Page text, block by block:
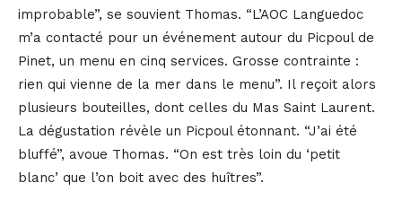
improbable”, se souvient Thomas. “L’AOC Languedoc
m’a contacté pour un événement autour du Picpoul de
Pinet, un menu en cinq services. Grosse contrainte :
rien qui vienne de la mer dans le menu”. Il reçoit alors
plusieurs bouteilles, dont celles du Mas Saint Laurent.
La dégustation révèle un Picpoul étonnant. “J’ai été
bluffé”, avoue Thomas. “On est très loin du ‘petit
blanc’ que l’on boit avec des huîtres”.